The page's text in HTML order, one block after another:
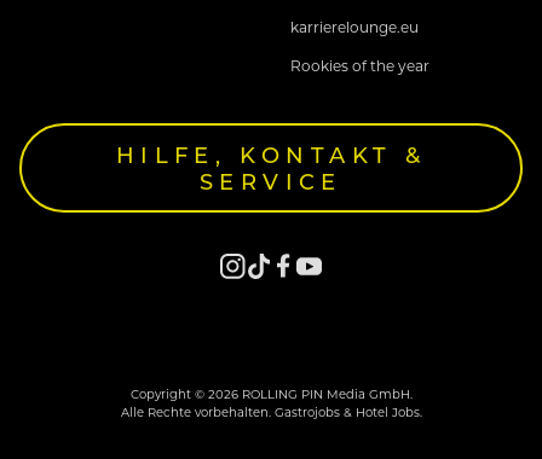
karrierelounge.eu
Rookies of the year
HILFE, KONTAKT &
SERVICE
Copyright © 2026 ROLLING PIN Media GmbH.
Alle Rechte vorbehalten. Gastrojobs & Hotel Jobs.